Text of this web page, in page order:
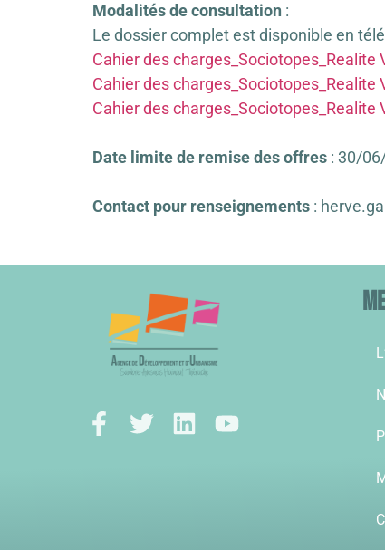
Modalités de consultation :
Le dossier complet est disponible en
Cahier des
Cahier des
Cahier des
Date limite de remise des offres : 30/
Contact pour renseignements :